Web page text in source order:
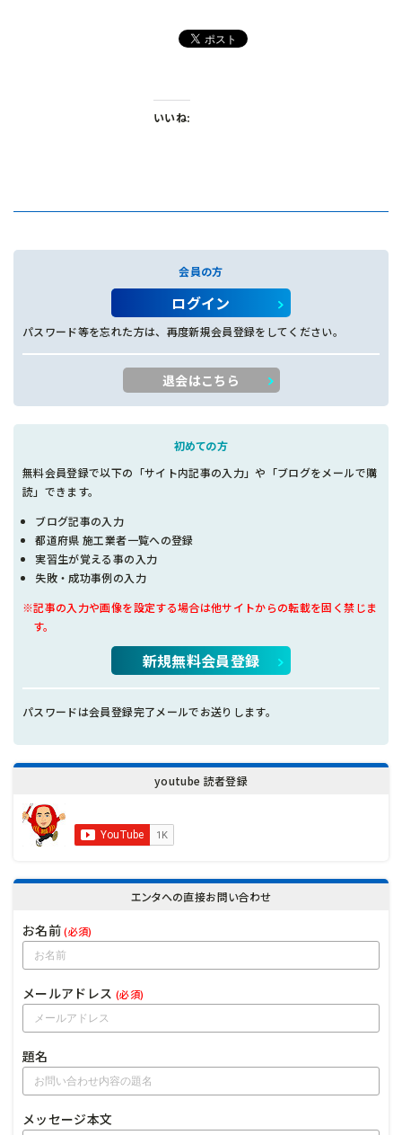
いいね:
会員の方
ログイン
パスワード等を忘れた方は、再度新規会員登録をしてください。
退会はこちら
初めての方
無料会員登録で以下の「サイト内記事の入力」や「ブログをメールで購
読」できます。
ブログ記事の入力
都道府県 施工業者一覧への登録
実習生が覚える事の入力
失敗・成功事例の入力
※記事の入力や画像を設定する場合は他サイトからの転載を固く禁じま
す。
新規無料会員登録
パスワードは会員登録完了メールでお送りします。
youtube 読者登録
エンタへの直接お問い合わせ
お名前(必須)
メールアドレス (必須)
題名
メッセージ本文